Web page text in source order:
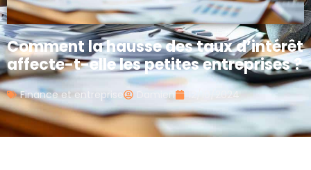
Comment la hausse des taux d’intérêt
affecte-t-elle les petites entreprises ?
Finance et entreprise Damien 12/10/2024